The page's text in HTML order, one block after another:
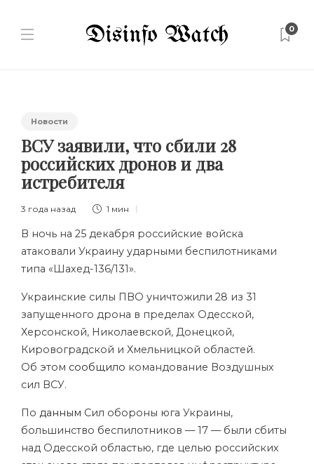
0
Новости
ВСУ заявили, что сбили 28
российских дронов и два
истребителя
3 года назад 1 мин
В ночь на 25 декабря российские войска
атаковали Украину ударными беспилотниками
типа «Шахед-136/131».
Украинские силы ПВО уничтожили 28 из 31
запущенного дрона в пределах Одесской,
Херсонской, Николаевской, Донецкой,
Кировоградской и Хмельницкой областей.
Об этом сообщило командование Воздушных
сил ВСУ.
По данным Сил обороны юга Украины,
большинство беспилотников — 17 — были сбиты
над Одесской областью, где целью российских